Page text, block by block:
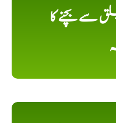
سے بچنے کا